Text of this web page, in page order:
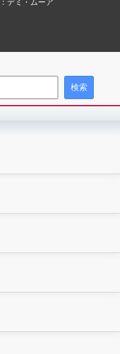
デミ・ムーア